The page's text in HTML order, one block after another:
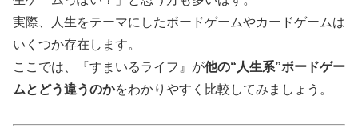
実際、人生をテーマにしたボードゲームやカードゲームは
いくつか存在します。
ここでは、『すまいるライフ』が他の“人生系”ボードゲー
ムとどう違うのかをわかりやすく比較してみましょう。